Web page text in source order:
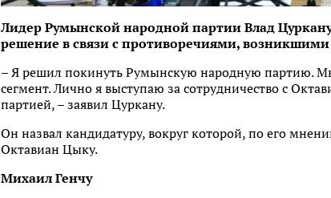
Лидер Румынской народной партии Влад
решение в связи с противоречиями,
– Я решил покинуть Румынскую народную партию.
сегмент. Лично я выступаю за сотрудничество с
партией, – заявил Цуркану.
Он назвал кандидатуру, вокруг которой, по его
Октавиан Цыку.
Михаил Генчу